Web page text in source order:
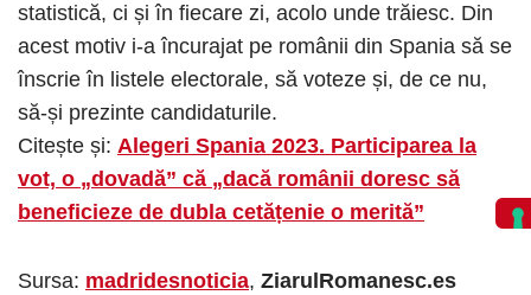
statistică, ci și în fiecare zi, acolo unde trăiesc. Din
acest motiv i-a încurajat pe românii din Spania să se
înscrie în listele electorale, să voteze și, de ce nu,
să-și prezinte candidaturile.
Citește și: Alegeri Spania 2023. Participarea la
vot, o „dovadă” că „dacă românii doresc să
beneficieze de dubla cetățenie o merită”
Sursa: madridesnoticia, ZiarulRomanesc.es